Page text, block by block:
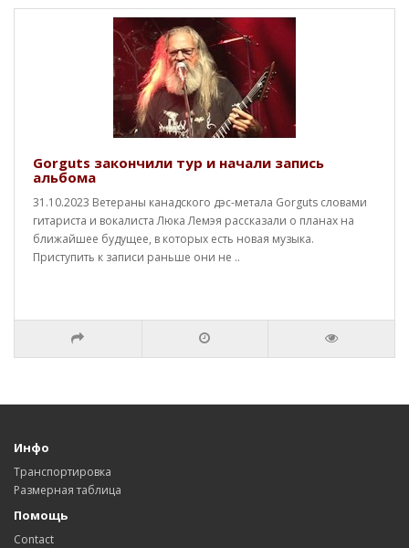
Gorguts закончили тур и начали запись
альбома
31.10.2023 Ветераны канадского дэс-метала Gorguts словами
гитариста и вокалиста Люка Лемэя рассказали о планах на
ближайшее будущее, в которых есть новая музыка.
Приступить к записи раньше они не ..
Инфо
Транспортировка
Размерная таблица
Помощь
Contact